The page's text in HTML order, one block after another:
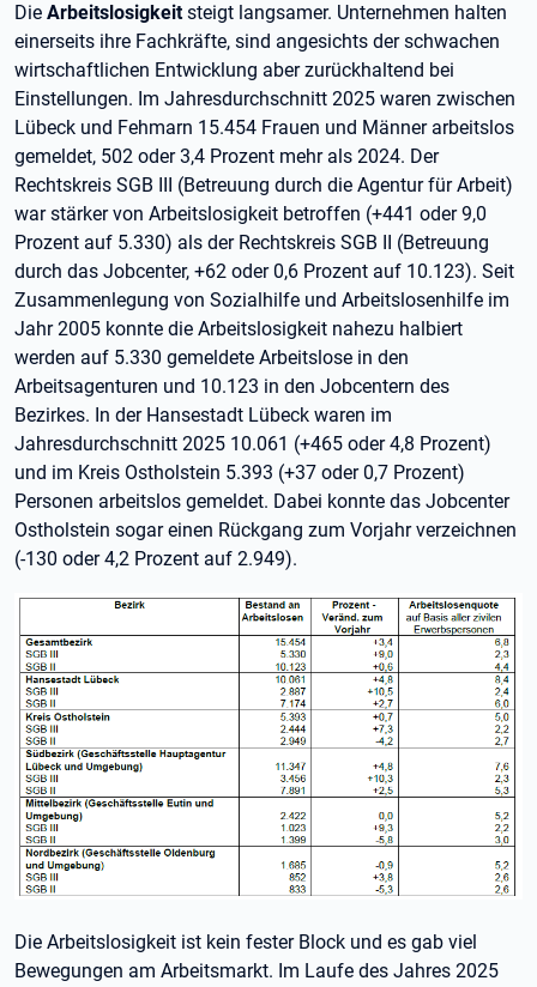
Die Arbeitslosigkeitsteigt langsamer. Unternehmen halten
einerseits ihre Fachkräfte, sind angesichts der schwachen
wirtschaftlichen Entwicklung aber zurückhaltend bei
Einstellungen. Im Jahresdurchschnitt 2025 waren zwischen
Lübeck und Fehmarn 15.454 Frauen und Männer arbeitslos
gemeldet, 502 oder 3,4 Prozent mehr als 2024. Der
Rechtskreis SGB III (Betreuung durch die Agentur für Arbeit)
war stärker von Arbeitslosigkeit betroffen (+441 oder 9,0
Prozent auf 5.330) als der Rechtskreis SGB II (Betreuung
durch das Jobcenter, +62 oder 0,6 Prozent auf 10.123). Seit
Zusammenlegung von Sozialhilfe und Arbeitslosenhilfe im
Jahr 2005 konnte die Arbeitslosigkeit nahezu halbiert
werden auf 5.330 gemeldete Arbeitslose in den
Arbeitsagenturen und 10.123 in den Jobcentern des
Bezirkes. In der Hansestadt Lübeck waren im
Jahresdurchschnitt 2025 10.061 (+465 oder 4,8 Prozent)
und im Kreis Ostholstein 5.393 (+37 oder 0,7 Prozent)
Personen arbeitslos gemeldet. Dabei konnte das Jobcenter
Ostholstein sogar einen Rückgang zum Vorjahr verzeichnen
(-130 oder 4,2 Prozent auf 2.949).
Die Arbeitslosigkeit ist kein fester Block und es gab viel
Bewegungen am Arbeitsmarkt. Im Laufe des Jahres 2025